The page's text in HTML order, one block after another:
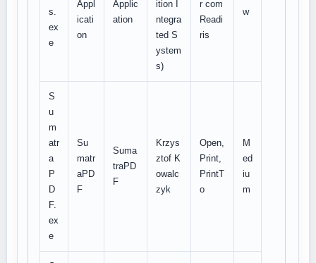
s.
ex
e
Appl
icati
on
Applic
ation
ition I
ntegra
ted S
ystem
s)
r com
Readi
ris
w
S
u
m
atr
a
P
D
F.
ex
e
Su
matr
aPD
F
Suma
traPD
F
Krzys
ztof K
owalc
zyk
Open,
Print,
PrintT
o
M
ed
iu
m